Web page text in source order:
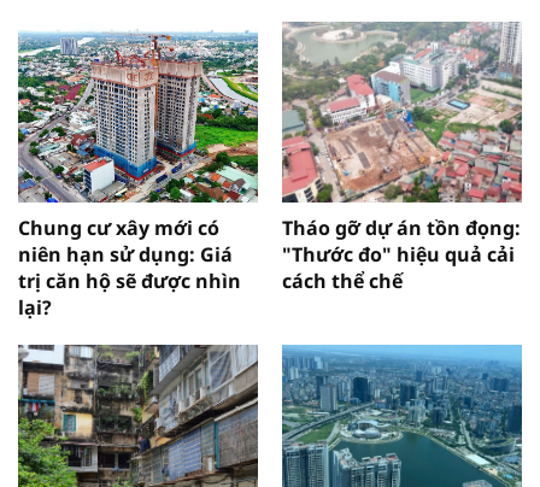
Chung cư xây mới có
niên hạn sử dụng: Giá
trị căn hộ sẽ được nhìn
lại?
Tháo gỡ dự án tồn đọng:
"Thước đo" hiệu quả cải
cách thể chế